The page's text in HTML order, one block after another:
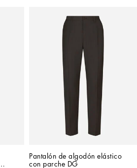
Pantalón de algodón elástico
con parche DG